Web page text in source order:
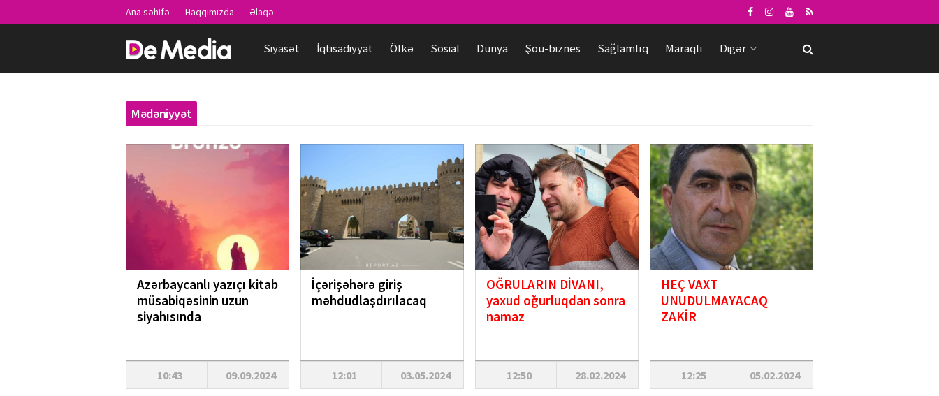
Ana səhifə Haqqımızda Əlaqə
Siyasət İqtisadiyyat Ölkə Sosial Dünya Şou-biznes Sağlamlıq Maraqlı Digər
Mədəniyyət
Azərbaycanlı yazıçı kitab
müsabiqəsinin uzun
siyahısında
10:43 09.09.2024
İçərişəhərə giriş
məhdudlaşdırılacaq
12:01 03.05.2024
OĞRULARIN DİVANI,
yaxud oğurluqdan sonra
namaz
12:50 28.02.2024
HEÇ VAXT
UNUDULMAYACAQ
ZAKİR
12:25 05.02.2024